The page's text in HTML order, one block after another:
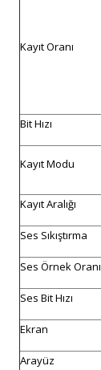
Kayıt Oranı
Bit Hızı
Kayıt Modu
Kayıt Aralığı
Ses Sıkıştırma
Ses Örnek Oranı
Ses Bit Hızı
Ekran
Arayüz